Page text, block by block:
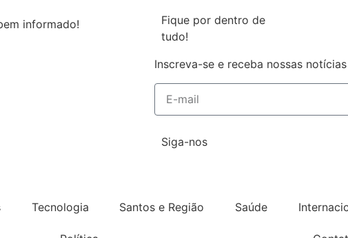
informado!
Fique por dentro de
tudo!
Inscreva-se e receba nossas
Siga-nos
Tecnologia Santos e Região Saúde